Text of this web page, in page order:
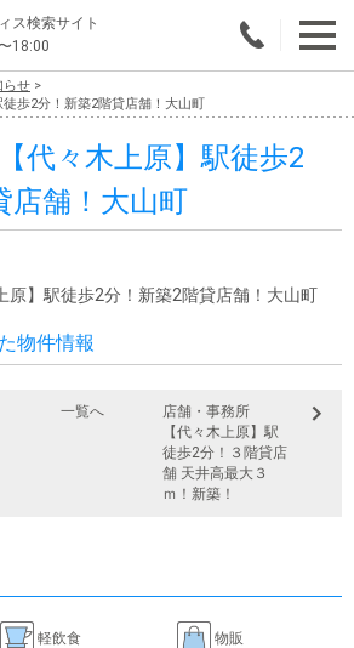
ス検索サイト
18:00
らせ
歩2分！新築2階貸店舗！大山町
代々木上原】駅徒歩2
店舗！大山町
原】駅徒歩2分！新築2階貸店舗！大山町
物件情報
一覧へ
店舗・事務所
【代々木上原】駅
徒歩2分！３階貸店
舗 天井高最大３
ｍ！新築！
軽飲食 物販